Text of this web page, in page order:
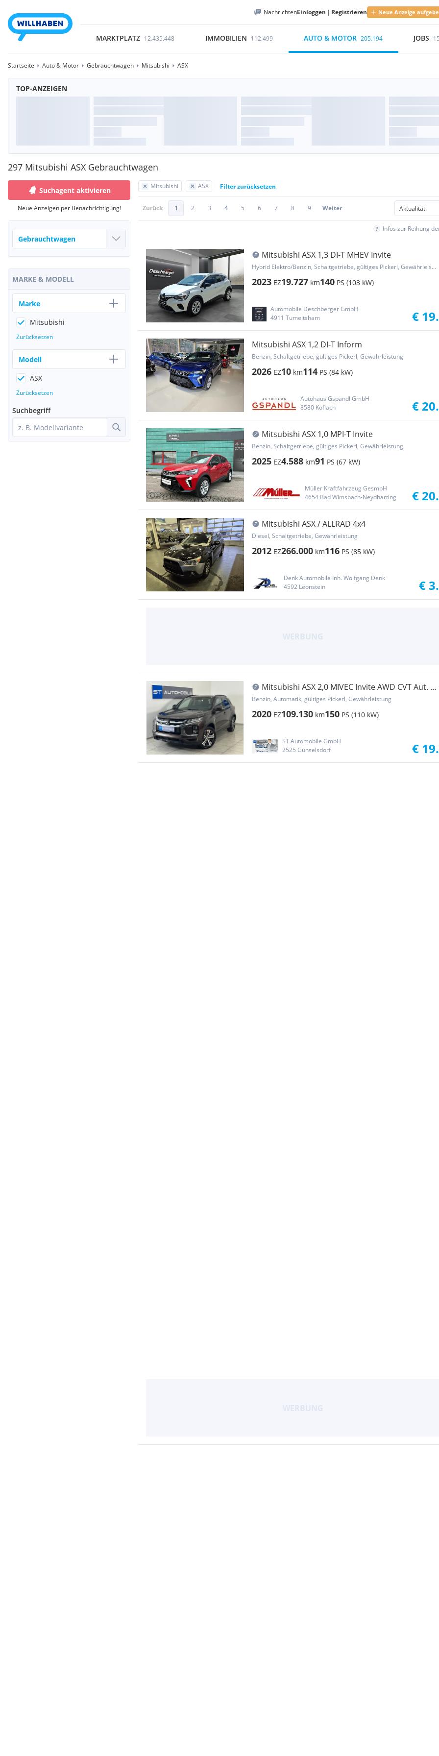
NachrichtenEinloggen | Registrieren Neue Anzeige
MARKTPLATZ 12.435.448 IMMOBILIEN 112.499 AUTO & MOTOR 205.194 JOBS
Startseite Auto & Motor Gebrauchtwagen Mitsubishi ASX
TOP-ANZEIGEN
297 Mitsubishi ASX Gebrauchtwagen
Mitsubishi ASX Filter zurücksetzen
Zurück 1 2 3 4 5 6 7 8 9 Weiter
Infos zur Reihung
Mitsubishi ASX 1,3 DI-T MHEV Invite
Hybrid Elektro/Benzin, Schaltgetriebe, gültiges Pickerl, Gewährleistung
2023 EZ19.727 km140 PS (103 kW)
Automobile Deschberger GmbH
4911 Tumeltsham
€
Mitsubishi ASX 1,2 DI-T Inform
Benzin, Schaltgetriebe, gültiges Pickerl, Gewährleistung
2026 EZ10 km114 PS (84 kW)
Autohaus Gspandl GmbH
8580 Köflach
€
Mitsubishi ASX 1,0 MPI-T Invite
Benzin, Schaltgetriebe, gültiges Pickerl, Gewährleistung
2025 EZ4.588 km91 PS (67 kW)
Müller Kraftfahrzeug GesmbH
4654 Bad Wimsbach-Neydharting
€
Mitsubishi ASX / ALLRAD 4x4
Diesel, Schaltgetriebe, Gewährleistung
2012 EZ266.000 km116 PS (85 kW)
Denk Automobile Inh. Wolfgang Denk
4592 Leonstein
€
Mitsubishi ASX 2,0 MIVEC Invite AWD CVT Aut. //
AHK // KAM...
Benzin, Automatik, gültiges Pickerl, Gewährleistung
2020 EZ109.130 km150 PS (110 kW)
ST Automobile GmbH
2525 Günselsdorf
€
Suchagent aktivieren
Neue Anzeigen per Benachrichtigung!
MARKE & MODELL
Marke
Mitsubishi
Zurücksetzen
Modell
ASX
Zurücksetzen
Suchbegriff